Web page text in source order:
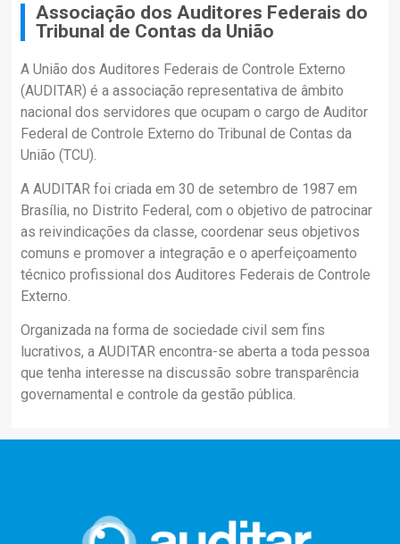
Associação dos Auditores Federais do
Tribunal de Contas da União
A União dos Auditores Federais de Controle Externo
(AUDITAR) é a associação representativa de âmbito
nacional dos servidores que ocupam o cargo de Auditor
Federal de Controle Externo do Tribunal de Contas da
União (TCU).
A AUDITAR foi criada em 30 de setembro de 1987 em
Brasília, no Distrito Federal, com o objetivo de patrocinar
as reivindicações da classe, coordenar seus objetivos
comuns e promover a integração e o aperfeiçoamento
técnico profissional dos Auditores Federais de Controle
Externo.
Organizada na forma de sociedade civil sem fins
lucrativos, a AUDITAR encontra-se aberta a toda pessoa
que tenha interesse na discussão sobre transparência
governamental e controle da gestão pública.